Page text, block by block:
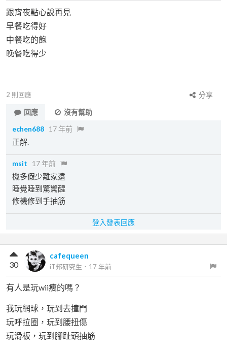
跟宵夜點心說再見
早餐吃得好
中餐吃的飽
晚餐吃得少
2 則回應
分享
回應
沒有幫助
echen688 17 年前
正解.
msit 17 年前
機多假少離家遠
睡覺睡到驚驚醒
修機修到手抽筋
登入發表回應
cafequeen
iT邦研究生 ． 17 年前
30
有人是玩wii瘦的嗎？
我玩網球，玩到去撞門
玩呼拉圈，玩到腰扭傷
玩滑板，玩到腳趾頭抽筋